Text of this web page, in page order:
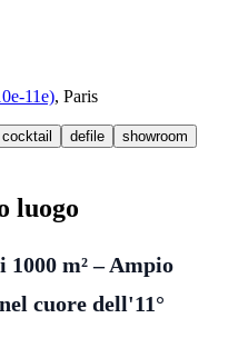
11e), Paris
cocktail defile
showroom
luogo
m² – Ampio
cuore dell'11°